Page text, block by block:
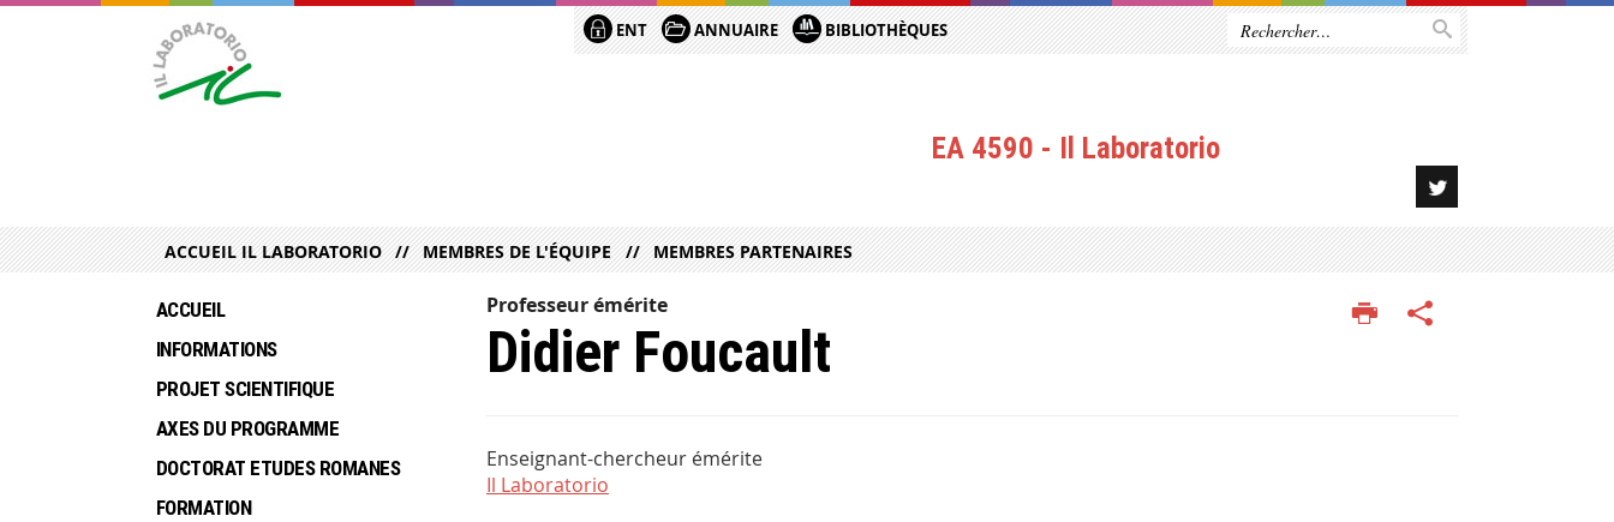
ENT ANNUAIRE BIBLIOTHÈQUES
EA 4590 - Il Laboratorio
ACCUEIL IL LABORATORIO MEMBRES DE L'ÉQUIPE MEMBRES PARTENAIRES
Professeur émérite
Didier Foucault
Enseignant-chercheur émérite
Il Laboratorio
ACCUEIL
INFORMATIONS
PROJET SCIENTIFIQUE
AXES DU PROGRAMME
DOCTORAT ETUDES ROMANES
FORMATION